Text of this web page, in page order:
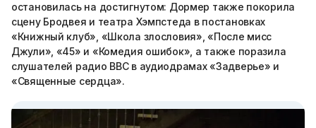
остановилась на достигнутом: Дормер также покорила
сцену Бродвея и театра Хэмпстеда в постановках
«Книжный клуб», «Школа злословия», «После мисс
Джули», «45» и «Комедия ошибок», а также поразила
слушателей радио BBC в аудиодрамах «Задверье» и
«Священные сердца».